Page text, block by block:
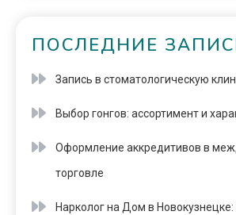
ПОСЛЕДНИЕ
Запись в стоматологическую
Выбор гонгов: ассортимент и
Оформление аккредитивов в
торговле
Нарколог на Дом в